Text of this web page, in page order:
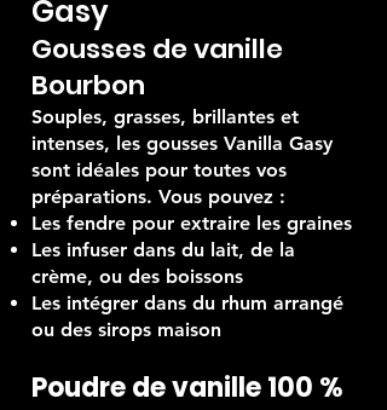
la gamme Vanilla
Gasy
Gousses de vanille
Bourbon
Souples, grasses, brillantes et
intenses, les gousses Vanilla Gasy
sont idéales pour toutes vos
préparations. Vous pouvez :
Les fendre pour extraire les graines
Les infuser dans du lait, de la
crème, ou des boissons
Les intégrer dans du rhum arrangé
ou des sirops maison